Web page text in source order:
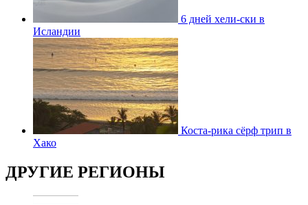
6 дней хели-ски в
Исландии
Коста-рика сёрф трип в
Хако
ДРУГИЕ РЕГИОНЫ